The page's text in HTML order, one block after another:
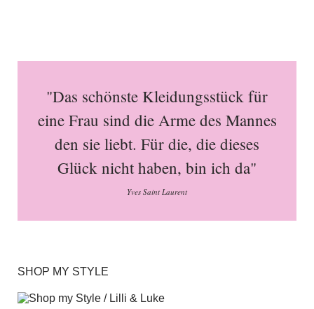
"Das schönste Kleidungsstück für
eine Frau sind die Arme des Mannes
den sie liebt. Für die, die dieses
Glück nicht haben, bin ich da"
Yves Saint Laurent
SHOP MY STYLE